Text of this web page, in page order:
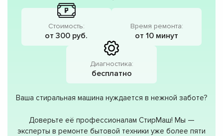
Стоимость:
от 300 руб.
Время ремонта:
от 10 минут
Диагностика:
бесплатно
Ваша стиральная машина нуждается в нежной заботе?
Доверьте её профессионалам СтирМаш! Мы —
эксперты в ремонте бытовой техники уже более пяти